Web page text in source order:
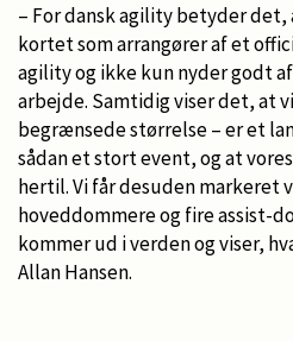
– For dansk agility betyder det,
kortet som arrangører af et
agility og ikke kun nyder godt
arbejde. Samtidig viser det, at
begrænsede størrelse – er et
sådan et stort event, og at
hertil. Vi får desuden markeret
hoveddommere og fire assist-
kommer ud i verden og viser,
Allan Hansen.